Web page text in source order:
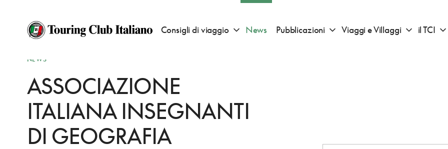
Consigli di viaggio Apri sotto menu "Consigli di viaggio"
News Pubblicazioni Apri sotto menu "Pubblicazioni"
Viaggi e Villaggi Apri sotto
il TCI
NEWS
ASSOCIAZIONE
ITALIANA INSEGNANTI
DI GEOGRAFIA